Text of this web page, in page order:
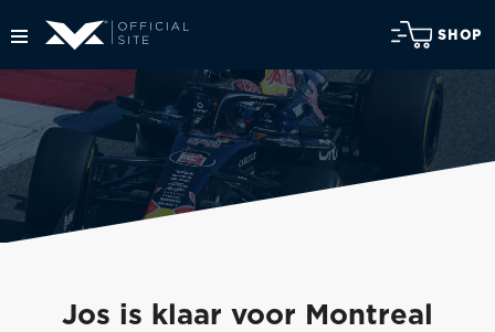
SHOP
Jos is klaar voor Montreal